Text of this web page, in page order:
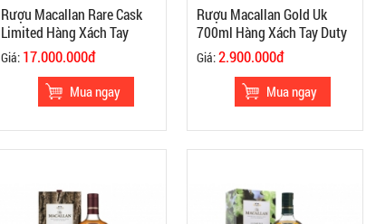
Rượu Macallan Rare Cask
Limited Hàng Xách Tay
Duty Free
Giá: 17.000.000đ
Rượu Macallan Gold Uk
700ml Hàng Xách Tay Duty
Free
Giá:2.900.000đ